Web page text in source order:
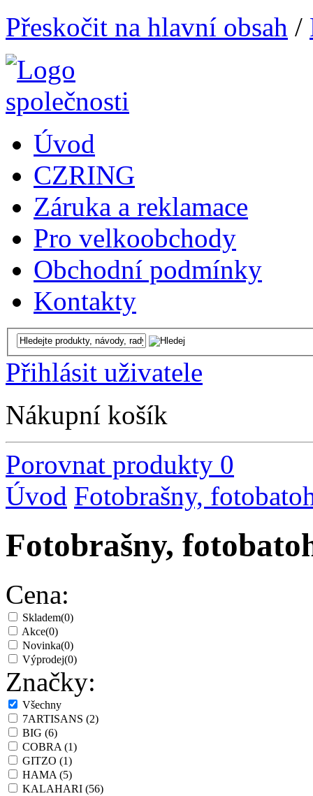
Přeskočit na hlavní obsah /
Úvod
CZRING
Záruka a reklamace
Pro velkoobchody
Obchodní podmínky
Kontakty
Přihlásit uživatele
Nákupní košík
Porovnat produkty 0
Úvod Fotobrašny,
Fotobrašny,
Cena:
Skladem(0)
Akce(0)
Novinka(0)
Výprodej(0)
Značky:
Všechny
7ARTISANS (2)
BIG (6)
COBRA(1)
GITZO (1)
HAMA(5)
KALAHARI (56)